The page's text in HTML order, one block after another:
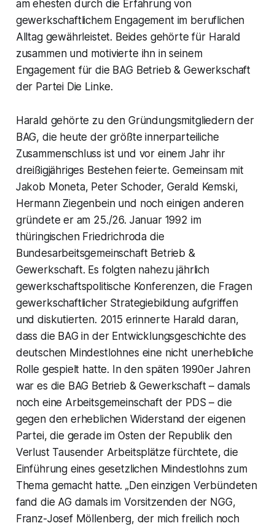
am ehesten durch die Erfahrung von
gewerkschaftlichem Engagement im beruflichen
Alltag gewährleistet. Beides gehörte für Harald
zusammen und motivierte ihn in seinem
Engagement für die BAG Betrieb & Gewerkschaft
der Partei Die Linke.
Harald gehörte zu den Gründungsmitgliedern der
BAG, die heute der größte innerparteiliche
Zusammenschluss ist und vor einem Jahr ihr
dreißigjähriges Bestehen feierte. Gemeinsam mit
Jakob Moneta, Peter Schoder, Gerald Kemski,
Hermann Ziegenbein und noch einigen anderen
gründete er am 25./26. Januar 1992 im
thüringischen Friedrichroda die
Bundesarbeitsgemeinschaft Betrieb &
Gewerkschaft. Es folgten nahezu jährlich
gewerkschaftspolitische Konferenzen, die Fragen
gewerkschaftlicher Strategiebildung aufgriffen
und diskutierten. 2015 erinnerte Harald daran,
dass die BAG in der Entwicklungsgeschichte des
deutschen Mindestlohnes eine nicht unerhebliche
Rolle gespielt hatte. In den späten 1990er Jahren
war es die BAG Betrieb & Gewerkschaft – damals
noch eine Arbeitsgemeinschaft der PDS – die
gegen den erheblichen Widerstand der eigenen
Partei, die gerade im Osten der Republik den
Verlust Tausender Arbeitsplätze fürchtete, die
Einführung eines gesetzlichen Mindestlohns zum
Thema gemacht hatte. „Den einzigen Verbündeten
fand die AG damals im Vorsitzenden der NGG,
Franz-Josef Möllenberg, der mich freilich noch